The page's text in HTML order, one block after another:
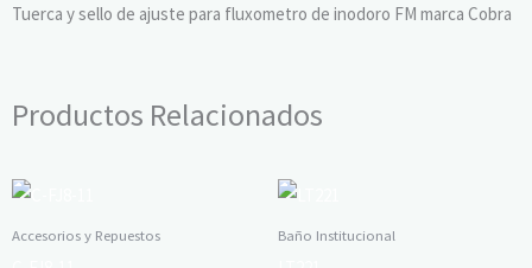
Tuerca y sello de ajuste para fluxometro de inodoro FM marca Cobra
Productos Relacionados
Accesorios y Repuestos Baño Institucional